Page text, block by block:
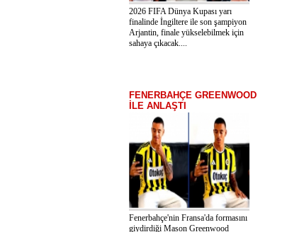
2026 FIFA Dünya Kupası yarı
finalinde İngiltere ile son şampiyon
Arjantin, finale yükselebilmek için
sahaya çıkacak....
FENERBAHÇE GREENWOOD
İLE ANLAŞTI
Fenerbahçe'nin Fransa'da formasını
giydirdiği Mason Greenwood